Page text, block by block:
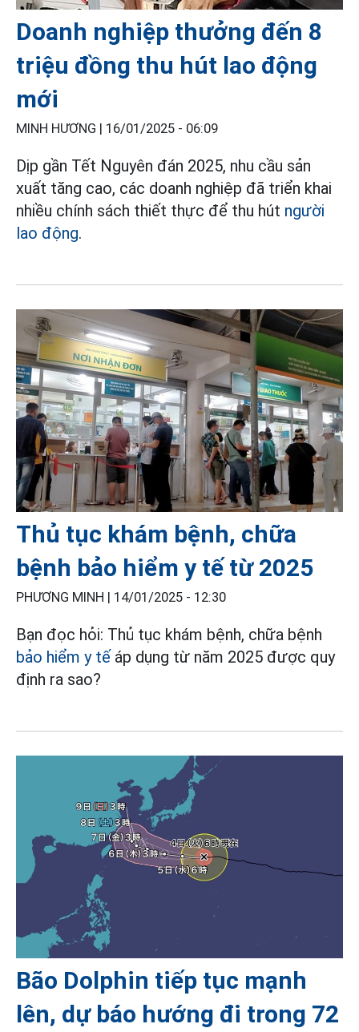
Doanh nghiệp thưởng đến 8
triệu đồng thu hút lao động
mới
MINH HƯƠNG | 16/01/2025 - 06:09
Dịp gần Tết Nguyên đán 2025, nhu cầu sản
xuất tăng cao, các doanh nghiệp đã triển khai
nhiều chính sách thiết thực để thu hút người
lao động.
Thủ tục khám bệnh, chữa
bệnh bảo hiểm y tế từ 2025
PHƯƠNG MINH | 14/01/2025 - 12:30
Bạn đọc hỏi: Thủ tục khám bệnh, chữa bệnh
bảo hiểm y tế áp dụng từ năm 2025 được quy
định ra sao?
Bão Dolphin tiếp tục mạnh
lên, dự báo hướng đi trong 72